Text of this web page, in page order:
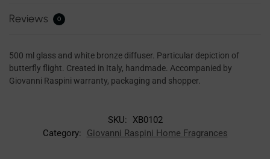
Reviews 0
500 ml glass and white bronze diffuser. Particular depiction of
butterfly flight. Created in Italy, handmade. Accompanied by
Giovanni Raspini warranty, packaging and shopper.
SKU:
XB0102
Category:
Giovanni Raspini Home Fragrances